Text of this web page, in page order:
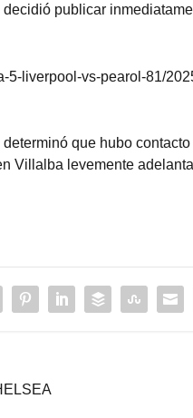
publicar
5-liverpool-vs-pearol-81/
que hubo
Villalba levemente